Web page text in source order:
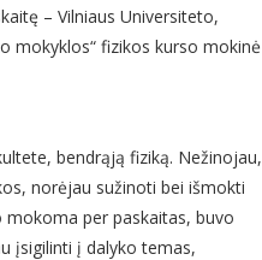
– Vilniaus Universiteto,
mokyklos“ fizikos kurso mokinė
bendrąją fiziką. Nežinojau,
norėjau sužinoti bei išmokti
per paskaitas, buvo
įsigilinti į dalyko temas,